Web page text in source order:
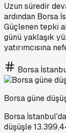
Uzun süredir
ardından Borsa
Güçlenen tepki
günü yaklaşık
yatırımcısına
Borsa
Borsa güne
Borsa
düşüşle